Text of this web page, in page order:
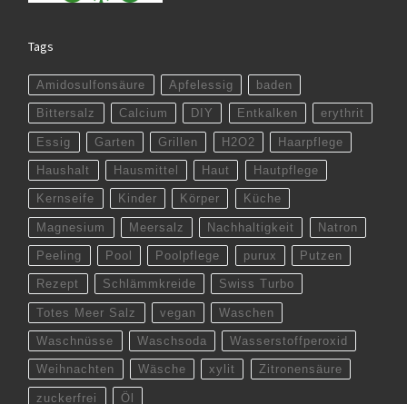
Tags
Amidosulfonsäure Apfelessig baden
Bittersalz Calcium DIY Entkalken erythrit
Essig Garten Grillen H2O2 Haarpflege
Haushalt Hausmittel Haut Hautpflege
Kernseife Kinder Körper Küche
Magnesium Meersalz Nachhaltigkeit Natron
Peeling Pool Poolpflege purux Putzen
Rezept Schlämmkreide Swiss Turbo
Totes Meer Salz vegan Waschen
Waschnüsse Waschsoda Wasserstoffperoxid
Weihnachten Wäsche xylit Zitronensäure
zuckerfrei Öl